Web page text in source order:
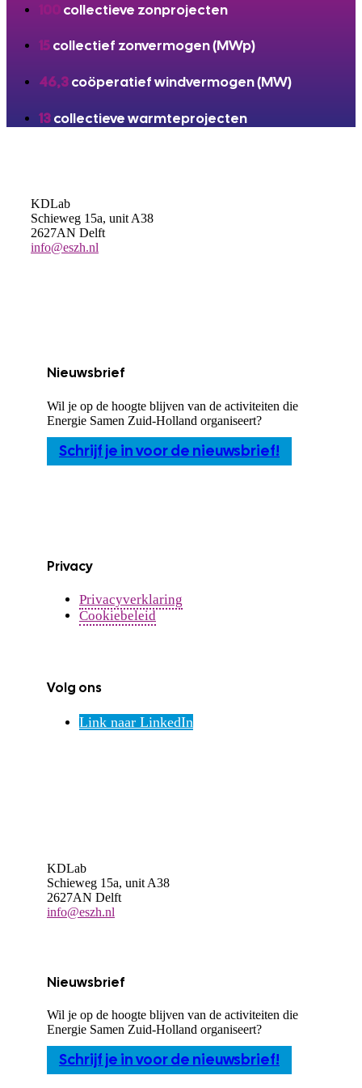
100collectieve zonprojecten
15collectief zonvermogen (MWp)
46,3coöperatief windvermogen (MW)
13collectieve warmteprojecten
KDLab
Schieweg 15a, unit A38
2627AN Delft
info@eszh.nl
Nieuwsbrief
Wil je op de hoogte blijven van de activiteiten die
Energie Samen Zuid-Holland organiseert?
Schrijf je in voor de nieuwsbrief!
Privacy
Privacyverklaring
Cookiebeleid
Volg ons
Link naar LinkedIn
KDLab
Schieweg 15a, unit A38
2627AN Delft
info@eszh.nl
Nieuwsbrief
Wil je op de hoogte blijven van de activiteiten die
Energie Samen Zuid-Holland organiseert?
Schrijf je in voor de nieuwsbrief!